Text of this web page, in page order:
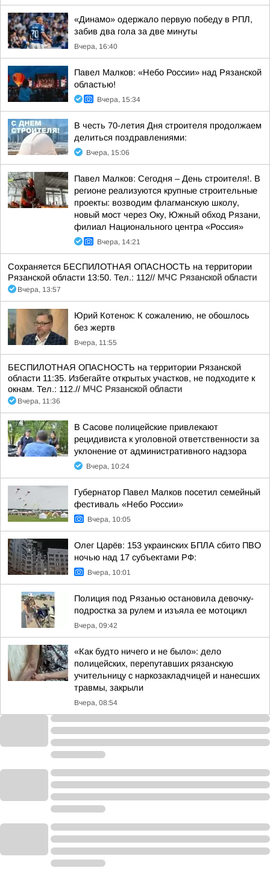
«Динамо» одержало первую победу в РПЛ,
забив два гола за две минуты
Вчера, 16:40
Павел Малков: «Небо России» над Рязанской
областью!
Вчера, 15:34
В честь 70-летия Дня строителя продолжаем
делиться поздравлениями:
Вчера, 15:06
Павел Малков: Сегодня – День строителя!. В
регионе реализуются крупные строительные
проекты: возводим флагманскую школу,
новый мост через Оку, Южный обход Рязани,
филиал Национального центра «Россия»
Вчера, 14:21
Сохраняется БЕСПИЛОТНАЯ ОПАСНОСТЬ на территории
Рязанской области 13:50. Тел.: 112// МЧС Рязанской области
Вчера, 13:57
Юрий Котенок: К сожалению, не обошлось
без жертв
Вчера, 11:55
БЕСПИЛОТНАЯ ОПАСНОСТЬ на территории Рязанской
области 11:35. Избегайте открытых участков, не подходите к
окнам. Тел.: 112.// МЧС Рязанской области
Вчера, 11:36
В Сасове полицейские привлекают
рецидивиста к уголовной ответственности за
уклонение от административного надзора
Вчера, 10:24
Губернатор Павел Малков посетил семейный
фестиваль «Небо России»
Вчера, 10:05
Олег Царёв: 153 украинских БПЛА сбито ПВО
ночью над 17 субъектами РФ:
Вчера, 10:01
Полиция под Рязанью остановила девочку-
подростка за рулем и изъяла ее мотоцикл
Вчера, 09:42
«Как будто ничего и не было»: дело
полицейских, перепутавших рязанскую
учительницу с наркозакладчицей и нанесших
травмы, закрыли
Вчера, 08:54